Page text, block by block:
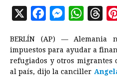
X
c
e
b
M
s
s
e
W
a
t
s
r
e
a
BERLÍN (AP) — Alemania
impuestos para ayudar a
refugiados y otros migrantes
al país, dijo la canciller